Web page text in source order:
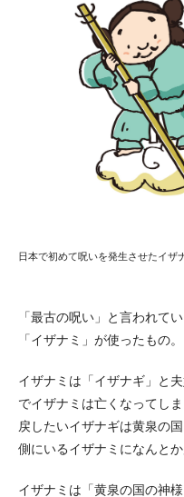
日本で初めて呪いを発生させたイザ
「最古の呪い」と言われて
「イザナミ」が使ったもの。
イザナミは「イザナギ」と
でイザナミは亡くなってし
戻したいイザナギは黄泉の
側にいるイザナミになんと
イザナミは「黄泉の国の神